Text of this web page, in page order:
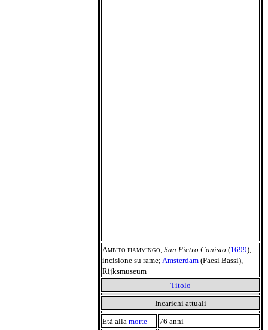
Ambito fiammingo San Pietro Canisio (1699),
incisione su rame; Amsterdam (Paesi Bassi),
Rijksmuseum
Titolo
Incarichi attuali
Età alla morte 76 anni